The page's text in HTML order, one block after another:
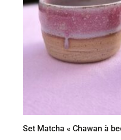
Set Matcha « Chawan à